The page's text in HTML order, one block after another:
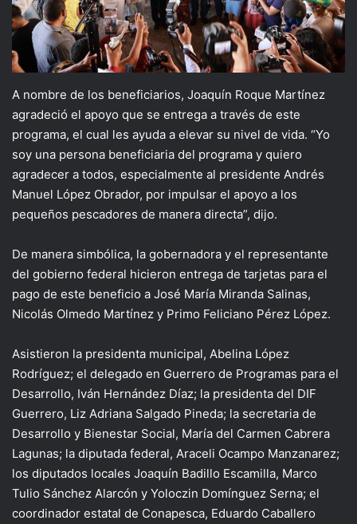
A nombre de los beneficiarios, Joaquín Roque Martínez
agradeció el apoyo que se entrega a través de este
programa, el cual les ayuda a elevar su nivel de vida. “Yo
soy una persona beneficiaria del programa y quiero
agradecer a todos, especialmente al presidente Andrés
Manuel López Obrador, por impulsar el apoyo a los
pequeños pescadores de manera directa”, dijo.
De manera simbólica, la gobernadora y el representante
del gobierno federal hicieron entrega de tarjetas para el
pago de este beneficio a José María Miranda Salinas,
Nicolás Olmedo Martínez y Primo Feliciano Pérez López.
Asistieron la presidenta municipal, Abelina López
Rodríguez; el delegado en Guerrero de Programas para el
Desarrollo, Iván Hernández Díaz; la presidenta del DIF
Guerrero, Liz Adriana Salgado Pineda; la secretaria de
Desarrollo y Bienestar Social, María del Carmen Cabrera
Lagunas; la diputada federal, Araceli Ocampo Manzanarez;
los diputados locales Joaquín Badillo Escamilla, Marco
Tulio Sánchez Alarcón y Yoloczin Domínguez Serna; el
coordinador estatal de Conapesca, Eduardo Caballero